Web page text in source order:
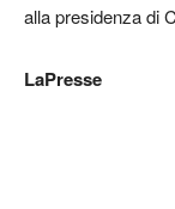
alla presidenza di
LaPresse